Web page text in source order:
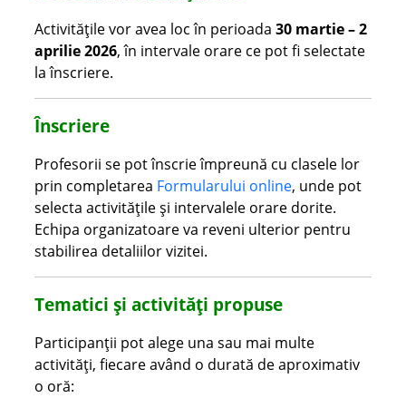
Activitățile vor avea loc în perioada 30 martie – 2
aprilie 2026, în intervale orare ce pot fi selectate
la înscriere.
Înscriere
Profesorii se pot înscrie împreună cu clasele lor
prin completarea Formularului online, unde pot
selecta activitățile și intervalele orare dorite.
Echipa organizatoare va reveni ulterior pentru
stabilirea detaliilor vizitei.
Tematici și activități propuse
Participanții pot alege una sau mai multe
activități, fiecare având o durată de aproximativ
o oră: